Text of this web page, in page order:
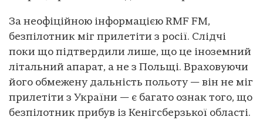
За неофіційною інформацією RMF FM,
безпілотник міг прилетіти з росії. Слідчі
поки що підтвердили лише, що це іноземний
літальний апарат, а не з Польщі. Враховуючи
його обмежену дальність польоту — він не міг
прилетіти з України — є багато ознак того, що
безпілотник прибув із Кенігсберзької області.